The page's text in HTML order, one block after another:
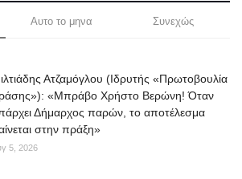
Αυτο το μηνα Συνεχώς
Ατζαμόγλου (Ιδρυτής «Πρωτοβουλία
«Μπράβο Χρήστο Βερώνη! Όταν
Δήμαρχος παρών, το αποτέλεσμα
στην πράξη»
5, 2026